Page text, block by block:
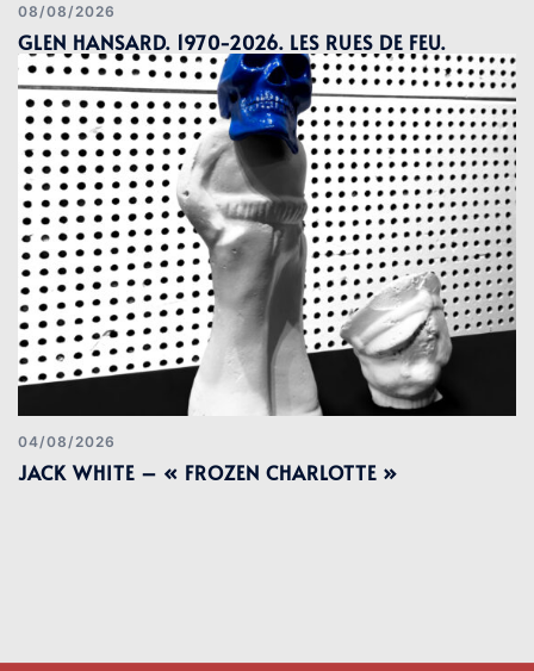
08/08/2026
GLEN HANSARD. 1970-2026. LES RUES DE FEU.
04/08/2026
JACK WHITE – « FROZEN CHARLOTTE »